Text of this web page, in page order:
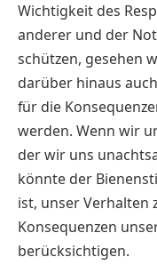
Wichtigkeit des
anderer und der
schützen, gesehen
darüber hinaus
für die
werden. Wenn wir
der wir uns
könnte der
ist, unser Verhalten
Konsequenzen
berücksichtigen.